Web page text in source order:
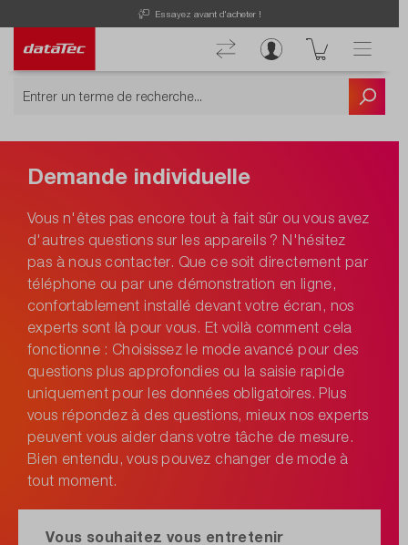
Essayez avant d'acheter !
Demande individuelle
Vous n'êtes pas encore tout à fait sûr ou vous avez
d'autres questions sur les appareils ? N'hésitez
pas à nous contacter. Que ce soit directement par
téléphone ou par une démonstration en ligne,
confortablement installé devant votre écran, nos
experts sont là pour vous. Et voilà comment cela
fonctionne : Choisissez le mode avancé pour des
questions plus approfondies ou la saisie rapide
uniquement pour les données obligatoires. Plus
vous répondez à des questions, mieux nos experts
peuvent vous aider dans votre tâche de mesure.
Bien entendu, vous pouvez changer de mode à
tout moment.
Vous souhaitez vous entretenir